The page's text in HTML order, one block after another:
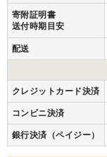
寄附証明書
送付時期目安
配送
クレジットカード決済
コンビニ決済
銀行決済（ペイジー）